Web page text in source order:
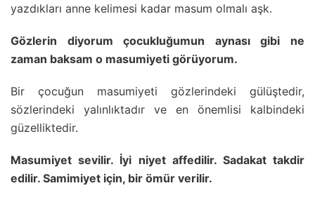
yazdıkları anne kelimesi kadar masum olmalı aşk.
Gözlerin diyorum çocukluğumun aynası gibi ne
zaman baksam o masumiyeti görüyorum.
Bir çocuğun masumiyeti gözlerindeki gülüştedir,
sözlerindeki yalınlıktadır ve en önemlisi kalbindeki
güzelliktedir.
Masumiyet sevilir. İyi niyet affedilir. Sadakat takdir
edilir. Samimiyet için, bir ömür verilir.